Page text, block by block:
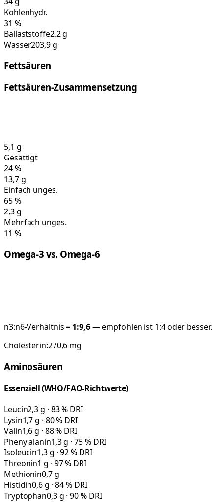
Kohlenhydr.
31 %
Ballaststoffe2,2 g
Wasser203,9 g
Fettsäuren
Fettsäuren-Zusammensetzung
5,1 g
Gesättigt
24%
13,7g
Einfach unges.
65%
2,3g
Mehrfach unges.
11 %
Omega-3 vs. Omega-6
n3:n6-Verhältnis = 1:9,6— empfohlen ist 1:4 oder besser.
Cholesterin:270,6 mg
Aminosäuren
Essenziell (WHO/FAO-Richtwerte)
Leucin2,3 g · 83 % DRI
Lysin1,7 g · 80 % DRI
Valin1,6 g · 88 % DRI
Phenylalanin1,3 g · 75 % DRI
Isoleucin1,3 g · 92 % DRI
Threonin1 g · 97 % DRI
Methionin0,7 g
Histidin0,6 g · 84 % DRI
Tryptophan0,3 g · 90 % DRI